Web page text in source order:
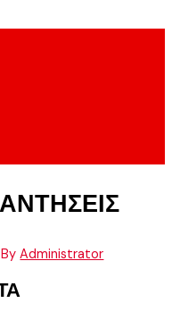
Administrator